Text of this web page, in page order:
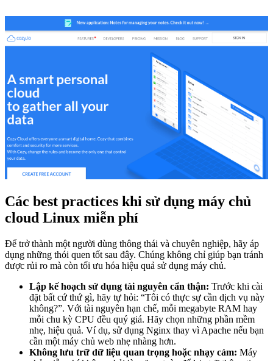
Các best practices khi sử dụng máy chủ
cloud Linux miễn phí
Để trở thành một người dùng thông thái và chuyên nghiệp, hãy áp
dụng những thói quen tốt sau đây. Chúng không chỉ giúp bạn tránh
được rủi ro mà còn tối ưu hóa hiệu quả sử dụng máy chủ.
Lập kế hoạch sử dụng tài nguyên cẩn thận: Trước khi cài
đặt bất cứ thứ gì, hãy tự hỏi: “Tôi có thực sự cần dịch vụ này
không?”. Với tài nguyên hạn chế, mỗi megabyte RAM hay
mỗi chu kỳ CPU đều quý giá. Hãy chọn những phần mềm
nhẹ, hiệu quả. Ví dụ, sử dụng Nginx thay vì Apache nếu bạn
cần một máy chủ web nhẹ nhàng hơn.
Không lưu trữ dữ liệu quan trọng hoặc nhạy cảm: Máy